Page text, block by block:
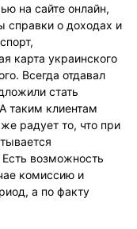
на сайте онлайн,
справки о доходах и
карта украинского
Всегда отдавал
стать
таким клиентам
радует то, что при
возможность
комиссию и
а по факту